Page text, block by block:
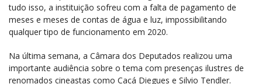
tudo isso, a instituição sofreu com a falta de pagamento de
meses e meses de contas de água e luz, impossibilitando
qualquer tipo de funcionamento em 2020.
Na última semana, a Câmara dos Deputados realizou uma
importante audiência sobre o tema com presenças ilustres de
renomados cineastas como Cacá Diegues e Silvio Tendler.